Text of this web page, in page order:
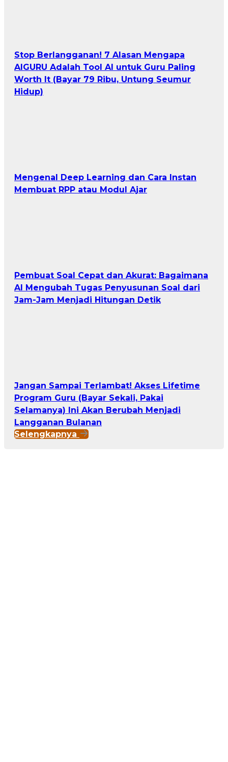
Stop Berlangganan! 7 Alasan Mengapa
AIGURU Adalah Tool AI untuk Guru Paling
Worth It (Bayar 79 Ribu, Untung Seumur
Hidup)
Mengenal Deep Learning dan Cara Instan
Membuat RPP atau Modul Ajar
Pembuat Soal Cepat dan Akurat: Bagaimana
AI Mengubah Tugas Penyusunan Soal dari
Jam-Jam Menjadi Hitungan Detik
Jangan Sampai Terlambat! Akses Lifetime
Program Guru (Bayar Sekali, Pakai
Selamanya) Ini Akan Berubah Menjadi
Langganan Bulanan
Selengkapnya